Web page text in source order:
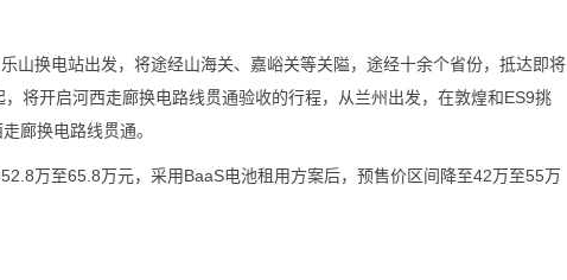
换电站出发，将途经山海关、嘉峪关等关隘，途经十余个省份，抵达即将
将开启河西走廊换电路线贯通验收的行程，从兰州出发，在敦煌和ES9挑
廊换电路线贯通。
万至65.8万元，采用BaaS电池租用方案后，预售价区间降至42万至55万